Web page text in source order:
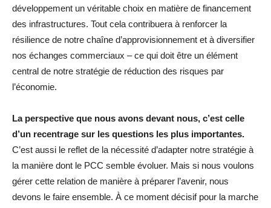
développement un véritable choix en matière de financement
des infrastructures. Tout cela contribuera à renforcer la
résilience de notre chaîne d’approvisionnement et à diversifier
nos échanges commerciaux – ce qui doit être un élément
central de notre stratégie de réduction des risques par
l’économie.
La perspective que nous avons devant nous, c’est celle
d’un recentrage sur les questions les plus importantes.
C’est aussi le reflet de la nécessité d’adapter notre stratégie à
la manière dont le PCC semble évoluer. Mais si nous voulons
gérer cette relation de manière à préparer l’avenir, nous
devons le faire ensemble. À ce moment décisif pour la marche